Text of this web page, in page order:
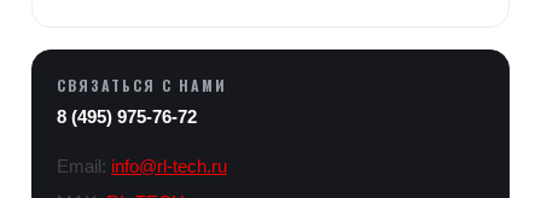
СВЯЗАТЬСЯ С НАМИ
8 (495) 975-76-72
Email: info@rl-tech.ru